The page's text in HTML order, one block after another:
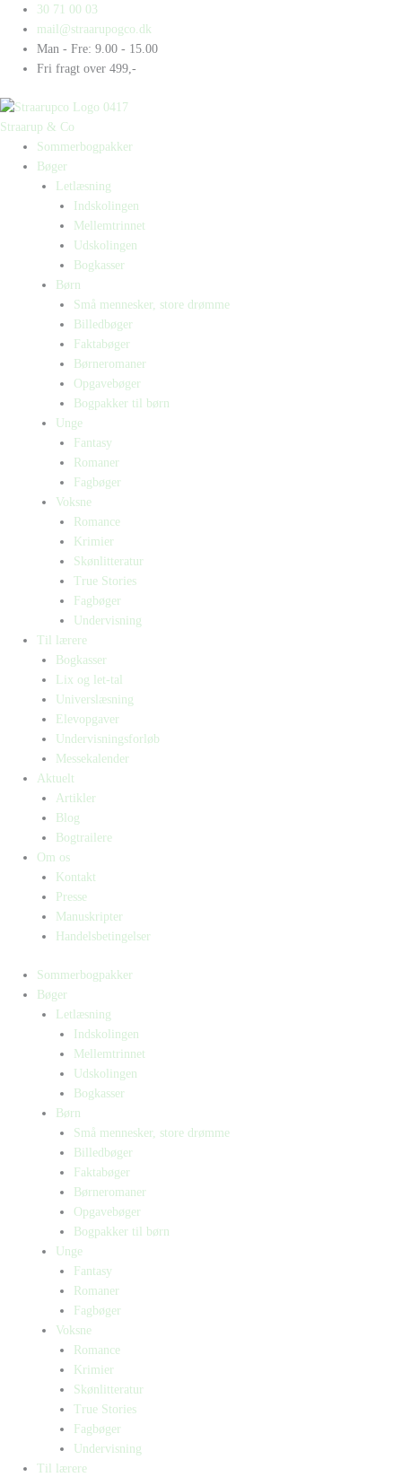
indholdet
30 71 00 03
mail@straarupogco.dk
Man - Fre: 9.00 - 15.00
Fri fragt over 499,-
Straarup & Co
Sommerbogpakker
Bøger
Letlæsning
Indskolingen
Mellemtrinnet
Udskolingen
Bogkasser
Børn
Små mennesker, store drømme
Billedbøger
Faktabøger
Børneromaner
Opgavebøger
Bogpakker til børn
Unge
Fantasy
Romaner
Fagbøger
Voksne
Romance
Krimier
Skønlitteratur
True Stories
Fagbøger
Undervisning
Til lærere
Bogkasser
Lix og let-tal
Universlæsning
Elevopgaver
Undervisningsforløb
Messekalender
Aktuelt
Artikler
Blog
Bogtrailere
Om os
Kontakt
Presse
Manuskripter
Handelsbetingelser
Sommerbogpakker
Bøger
Letlæsning
Indskolingen
Mellemtrinnet
Udskolingen
Bogkasser
Børn
Små mennesker, store drømme
Billedbøger
Faktabøger
Børneromaner
Opgavebøger
Bogpakker til børn
Unge
Fantasy
Romaner
Fagbøger
Voksne
Romance
Krimier
Skønlitteratur
True Stories
Fagbøger
Undervisning
Til lærere
Products
search
Products
search
Egon
slæb
antal